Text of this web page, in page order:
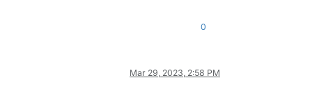
0
Mar 29, 2023, 2:58 PM